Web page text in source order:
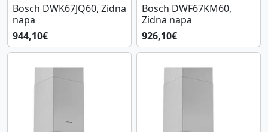
Bosch DWK67JQ60, Zidna
napa
944,10€
Bosch DWF67KM60,
Zidna napa
926,10€